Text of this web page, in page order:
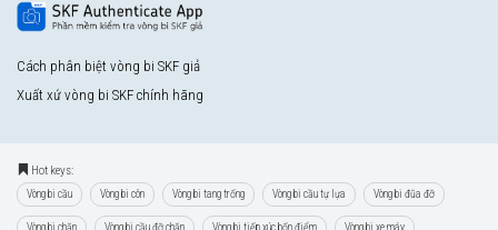
Cách phân biệt vòng bi SKF giả
Xuất xứ vòng bi SKF chính hãng
Hot keys:
Vòng bi cầu Vòng bi côn Vòng bi tang trống Vòng bi cầu tự lựa Vòng bi đũa đỡ
Vòng bi chặn Vòng bi cầu đỡ chặn Vòng bi tiếp xúc bốn điểm Vòng bi xe máy